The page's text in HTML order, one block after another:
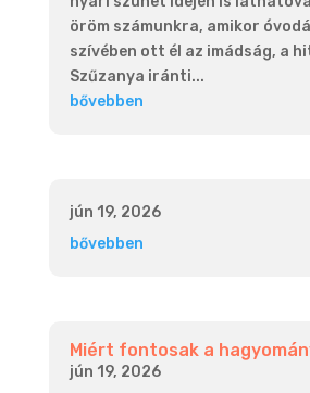
öröm számunkra, amikor
szívében ott él az imádság, a
Szűzanya iránti...
bővebben
jún 19, 2026
bővebben
Miért fontosak a
jún 19, 2026